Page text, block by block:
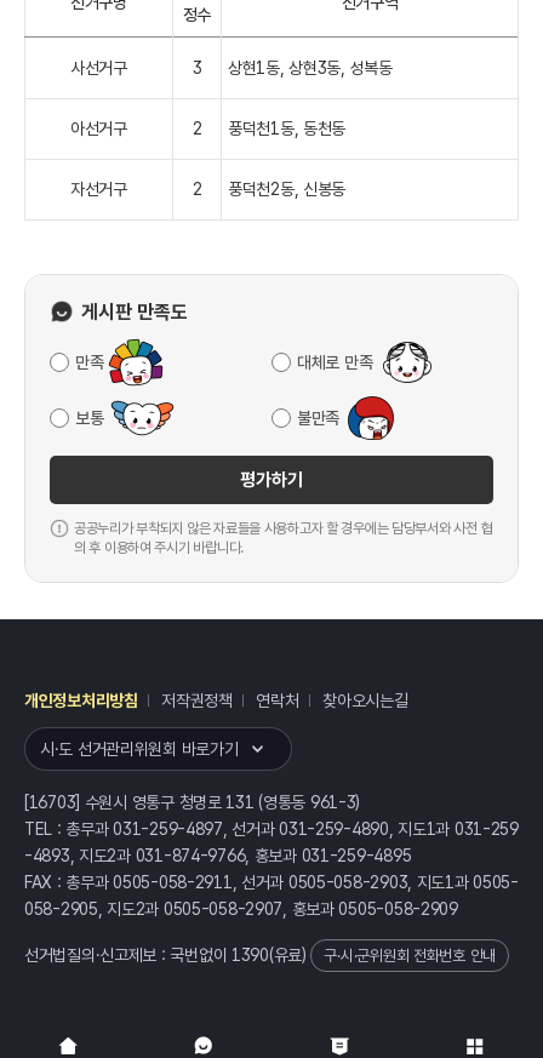
정수
사선거구 3 상현1동, 상현3동, 성복동
아선거구 2 풍덕천1동, 동천동
자선거구 2 풍덕천2동, 신봉동
게시판 만족도
만족 대체로 만족
보통 불만족
평가하기
공공누리가 부착되지 않은 자료들을 사용하고자 할 경우에는 담당부서와 사전 협
의 후 이용하여 주시기 바랍니다.
개인정보처리방침 저작권정책 연락처 찾아오시는길
시·도 선거관리위원회 바로가기
[16703] 수원시 영통구 청명로 131 (영통동 961-3)
TEL : 총무과 031-259-4897, 선거과 031-259-4890, 지도1과 031-259
-4893, 지도2과 031-874-9766, 홍보과 031-259-4895
FAX : 총무과 0505-058-2911, 선거과 0505-058-2903, 지도1과 0505-
058-2905, 지도2과 0505-058-2907, 홍보과 0505-058-2909
선거법질의·신고제보 : 국번없이 1390(유료) 구·시·군위원회 전화번호 안내